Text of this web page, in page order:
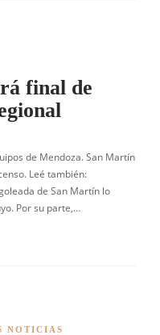
final de
de Mendoza. San Martín
Leé también:
de San Martín lo
Por su parte,…
NOTICIAS